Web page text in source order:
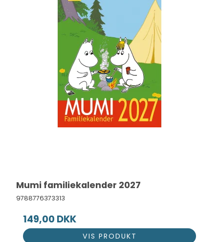
Mumi familiekalender 2027
9788776373313
149,00 DKK
VIS PRODUKT